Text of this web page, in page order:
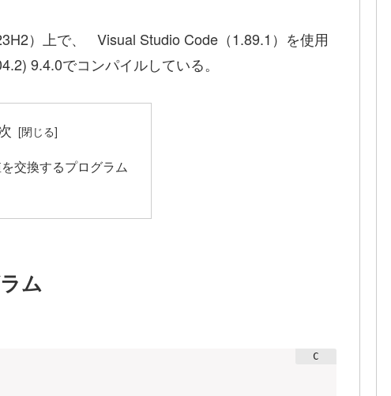
）上で、 Visual Studio Code（1.89.1）を使用
9.4.0でコンパイルしている。
交換するプログラム
ム